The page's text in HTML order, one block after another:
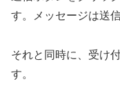
す。メッセージは送
それと同時に、受け
す。